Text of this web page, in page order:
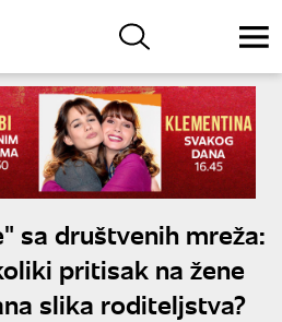
sa društvenih mreža:
pritisak na žene
slika roditeljstva?